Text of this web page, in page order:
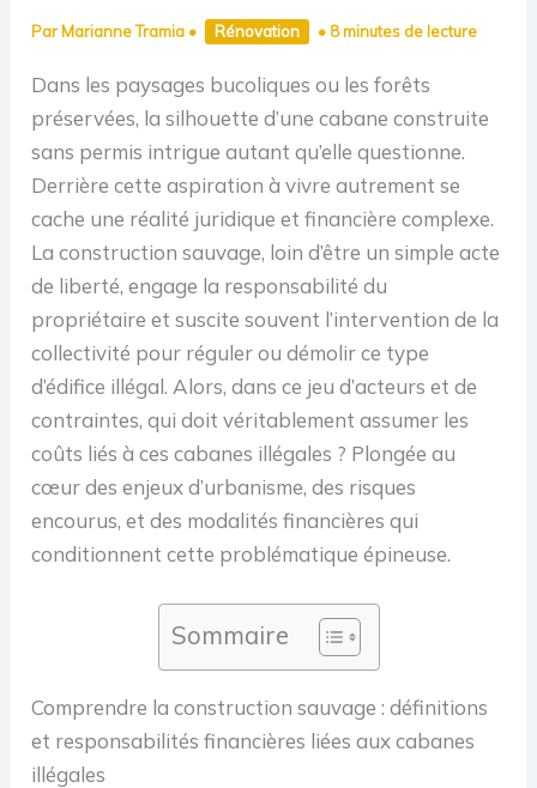
Par Marianne Tramia • Rénovation • 8 minutes de lecture
Dans les paysages bucoliques ou les forêts
préservées, la silhouette d’une cabane construite
sans permis intrigue autant qu’elle questionne.
Derrière cette aspiration à vivre autrement se
cache une réalité juridique et financière complexe.
La construction sauvage, loin d’être un simple acte
de liberté, engage la responsabilité du
propriétaire et suscite souvent l’intervention de la
collectivité pour réguler ou démolir ce type
d’édifice illégal. Alors, dans ce jeu d’acteurs et de
contraintes, qui doit véritablement assumer les
coûts liés à ces cabanes illégales ? Plongée au
cœur des enjeux d’urbanisme, des risques
encourus, et des modalités financières qui
conditionnent cette problématique épineuse.
Sommaire
Comprendre la construction sauvage : définitions
et responsabilités financières liées aux cabanes
illégales